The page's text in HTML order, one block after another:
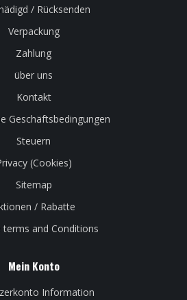
/ Rücksenden
Verpackung
Zahlung
über uns
Kontakt
Geschäftsbedingungen
Steuern
(Cookies)
Sitemap
/ Rabatte
terms and Conditions
Mein Konto
Information